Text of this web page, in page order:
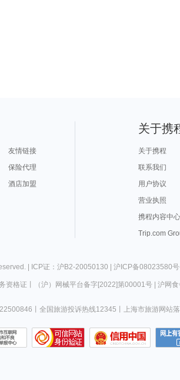
友情链接
保险代理
酒店加盟
关于携
关于携程
联系我们
用户协议
营业执照
携程内容中心
Trip.com
| ICP证：沪B2-20050130 | 沪ICP备08023580
资格证 （沪）网械平台备字[2022]第00001号| 沪网
全国旅游投诉热线12345 上海市旅游网站